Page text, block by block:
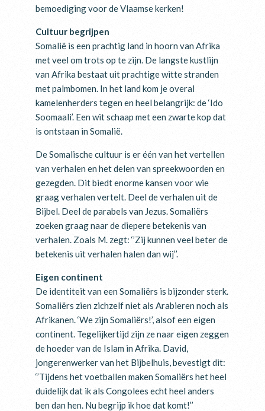
bemoediging voor de Vlaamse kerken!
Cultuur begrijpen
Somalië is een prachtig land in hoorn van Afrika
met veel om trots op te zijn. De langste kustlijn
van Afrika bestaat uit prachtige witte stranden
met palmbomen. In het land kom je overal
kamelenherders tegen en heel belangrijk: de ‘Ido
Soomaali’. Een wit schaap met een zwarte kop dat
is ontstaan in Somalië.
De Somalische cultuur is er één van het vertellen
van verhalen en het delen van spreekwoorden en
gezegden. Dit biedt enorme kansen voor wie
graag verhalen vertelt. Deel de verhalen uit de
Bijbel. Deel de parabels van Jezus. Somaliërs
zoeken graag naar de diepere betekenis van
verhalen. Zoals M. zegt: ‘’Zij kunnen veel beter de
betekenis uit verhalen halen dan wij’’.
Eigen continent
De identiteit van een Somaliërs is bijzonder sterk.
Somaliërs zien zichzelf niet als Arabieren noch als
Afrikanen. ‘We zijn Somaliërs!’, alsof een eigen
continent. Tegelijkertijd zijn ze naar eigen zeggen
de hoeder van de Islam in Afrika. David,
jongerenwerker van het Bijbelhuis, bevestigt dit:
‘’Tijdens het voetballen maken Somaliërs het heel
duidelijk dat ik als Congolees echt heel anders
ben dan hen. Nu begrijp ik hoe dat komt!’’